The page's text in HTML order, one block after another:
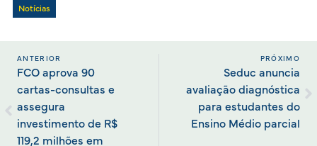
Notícias
ANTERIOR
FCO aprova 90
cartas-consultas e
assegura
investimento de R$
119,2 milhões em
PRÓXIMO
Seduc anuncia
avaliação diagnóstica
para estudantes do
Ensino Médio parcial